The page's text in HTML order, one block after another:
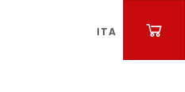
ITA